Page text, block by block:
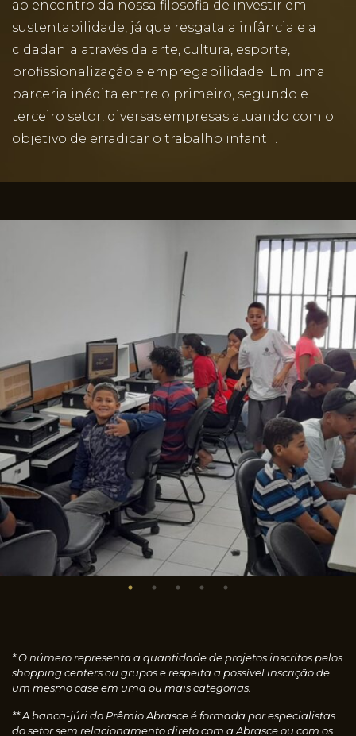
ao encontro da nossa filosofia de investir em
sustentabilidade, já que resgata a infância e a
cidadania através da arte, cultura, esporte,
profissionalização e empregabilidade. Em uma
parceria inédita entre o primeiro, segundo e
terceiro setor, diversas empresas atuando com o
objetivo de erradicar o trabalho infantil.
* O número representa a quantidade de projetos inscritos pelos
shopping centers ou grupos e respeita a possível inscrição de
um mesmo case em uma ou mais categorias.
** A banca-júri do Prêmio Abrasce é formada por especialistas
do setor sem relacionamento direto com a Abrasce ou com os